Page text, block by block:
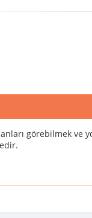
görebilmek ve